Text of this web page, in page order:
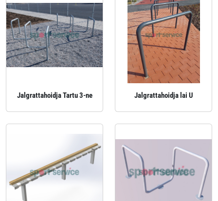
Jalgrattahoidja Tartu 3-ne Jalgrattahoidja lai U